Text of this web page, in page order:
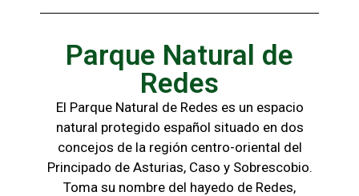
Parque Natural de
Redes
El Parque Natural de Redes es un espacio
natural protegido español situado en dos
concejos de la región centro-oriental del
Principado de Asturias, Caso y Sobrescobio.
Toma su nombre del hayedo de Redes,